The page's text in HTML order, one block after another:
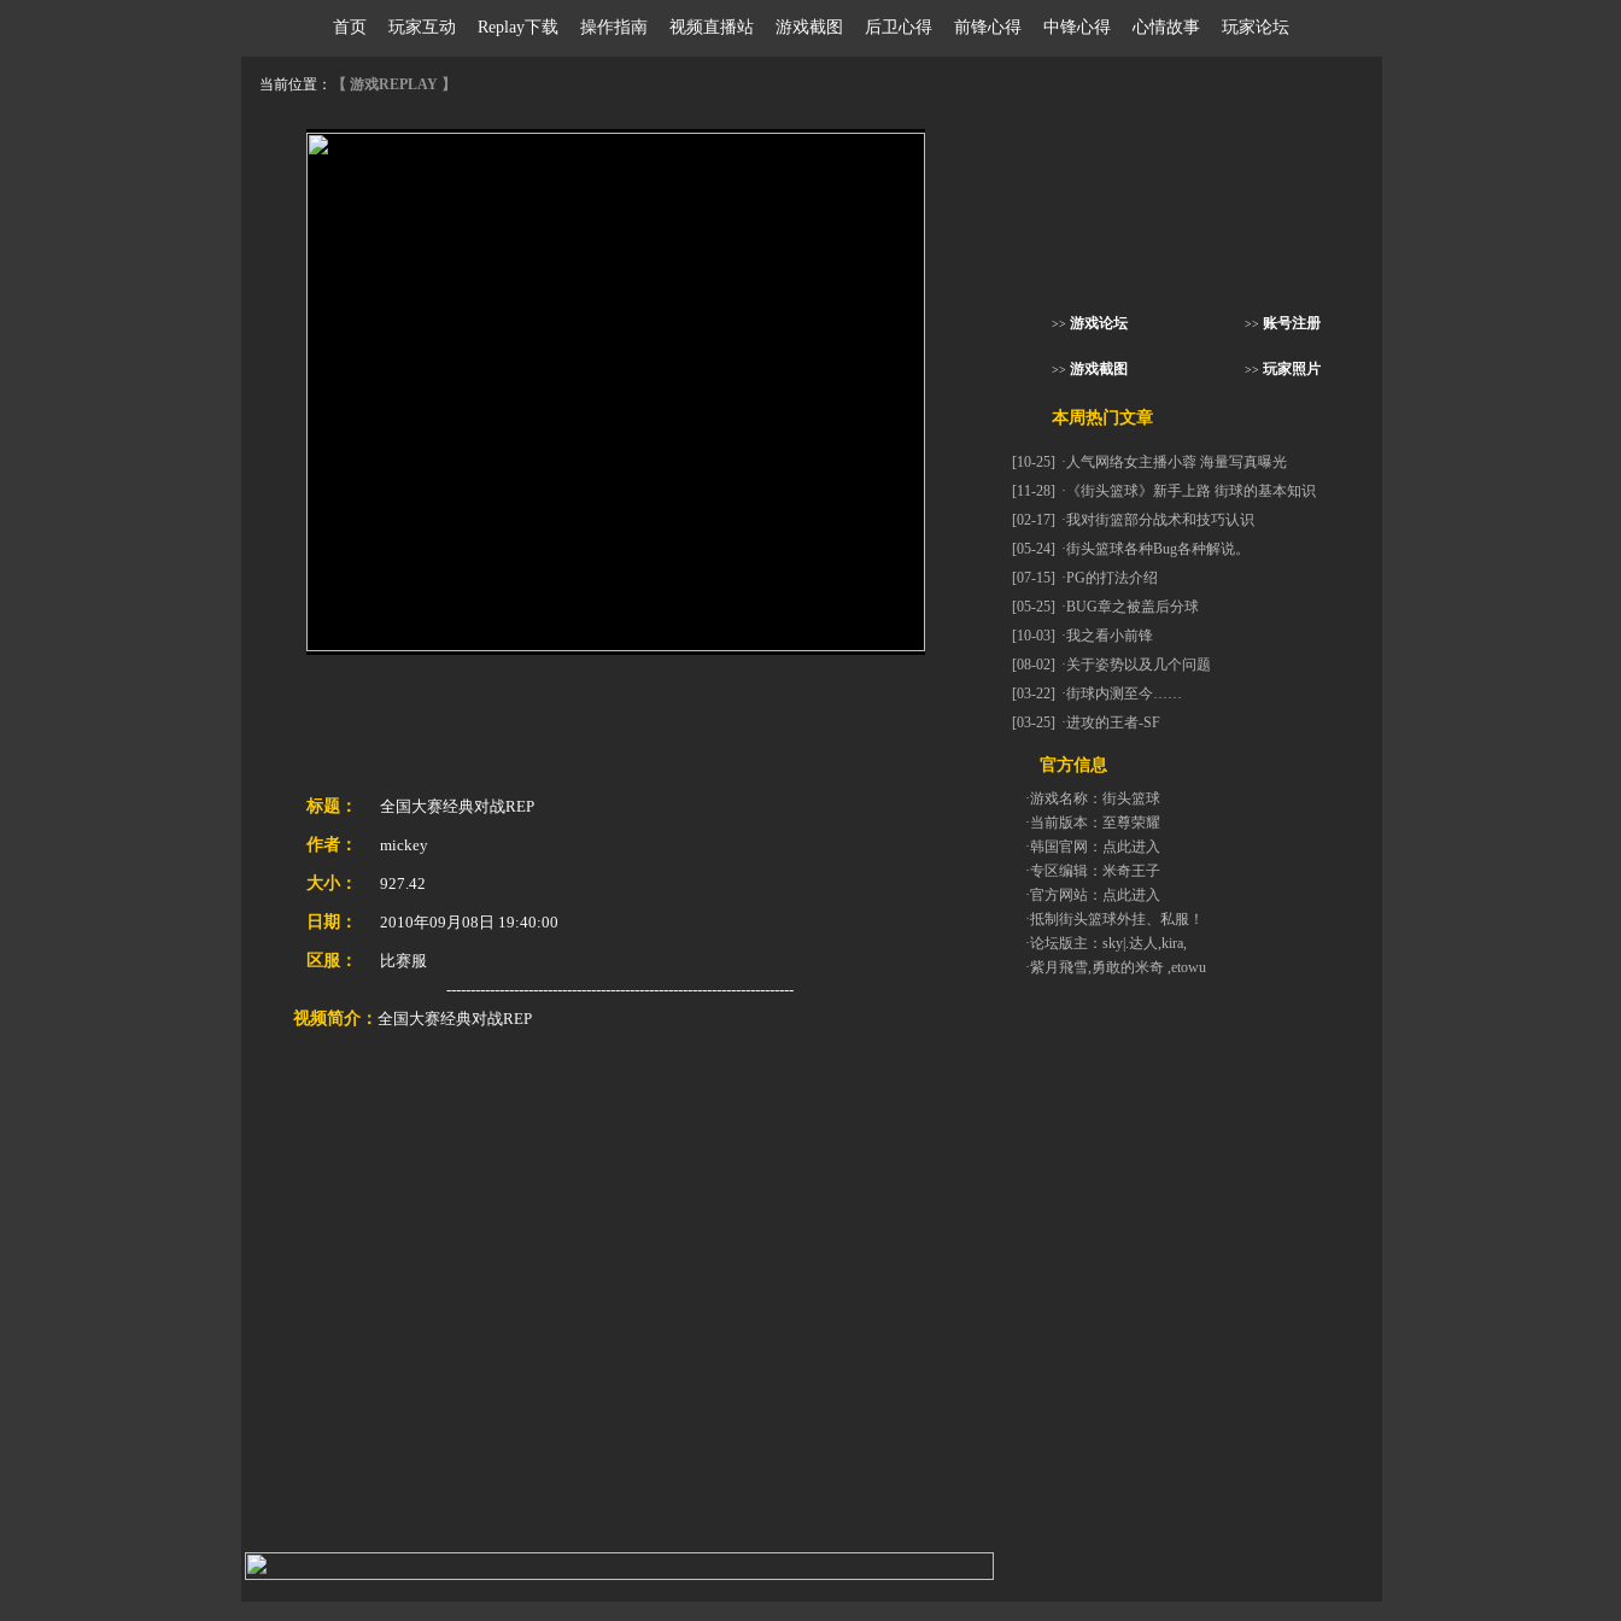
首页 玩家互动 Replay下载 操作指南 视频直播站 游戏截图 后卫心得 前锋心得 中锋心得 心情故事 玩家论坛
当前位置： 【 游戏REPLAY 】
标题： 全国大赛经典对战REP
作者： mickey
大小： 927.42
日期： 2010年09月08日 19:40:00
区服：
比赛服
------------------------------------------------------------------------
视频简介： 全国大赛经典对战REP
>> 游戏论坛 >> 账号注册
>> 游戏截图 >> 玩家照片
本周热门文章
[10-25] · 人气网络女主播小蓉 海量写真曝光
[11-28] · 《街头篮球》新手上路 街球的基本知识
[02-17] ·我对街篮部分战术和技巧认识
[05-24] ·街头篮球各种Bug各种解说。
[07-15] ·PG的打法介绍
[05-25] ·BUG章之被盖后分球
[10-03] ·我之看小前锋
[08-02] ·关于姿势以及几个问题
[03-22] ·街球内测至今……
[03-25] ·进攻的王者-SF
官方信息
·游戏名称：街头篮球
·当前版本：至尊荣耀
·韩国官网： 点此进入
·专区编辑：米奇王子
·官方网站： 点此进入
·抵制街头篮球外挂、私服！
·论坛版主： sky|.达人,kira,
·紫月飛雪,勇敢的米奇 ,etowu